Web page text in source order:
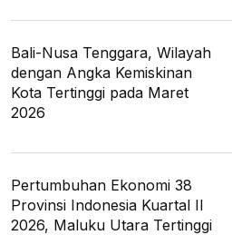
Bali-Nusa Tenggara, Wilayah
dengan Angka Kemiskinan
Kota Tertinggi pada Maret
2026
Pertumbuhan Ekonomi 38
Provinsi Indonesia Kuartal II
2026, Maluku Utara Tertinggi